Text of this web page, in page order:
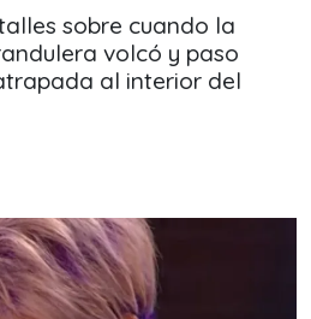
sobre cuando la
volcó y paso
al interior del